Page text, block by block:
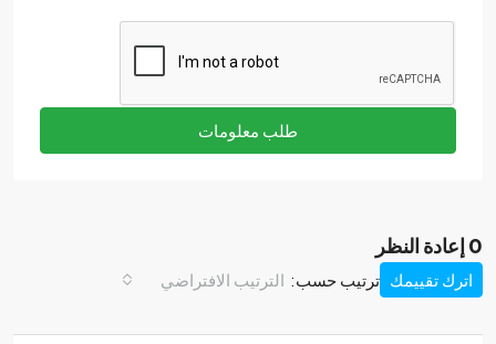
طلب معلومات
0 إعادة النظر
ترتيب حسب: الترتيب الافتراضي اترك تقييمك